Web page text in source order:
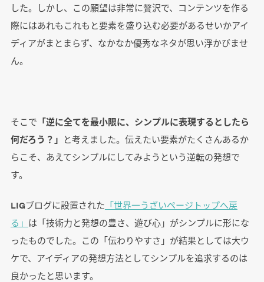
した。しかし、この願望は非常に贅沢で、コンテンツを作る
際にはあれもこれもと要素を盛り込む必要があるせいかアイ
ディアがまとまらず、なかなか優秀なネタが思い浮かびませ
ん。
そこで 「逆に全てを最小限に、シンプルに表現するとしたら
何だろう？」 と考えました。伝えたい要素がたくさんあるか
らこそ、あえてシンプルにしてみようという逆転の発想で
す。
LIGブログに設置された 「世界一うざいページトップへ戻
る」 は「技術力と発想の豊さ、遊び心」がシンプルに形にな
ったものでした。この「伝わりやすさ」が結果としては大ウ
ケで、アイディアの発想方法としてシンプルを追求するのは
良かったと思います。